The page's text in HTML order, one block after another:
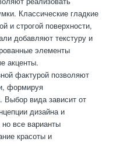
Классические гладкие
и строгой поверхности,
добавляют текстуру и
элементы
акценты.
фактурой позволяют
формируя
Выбор вида зависит от
дизайна и
все варианты
красоты и